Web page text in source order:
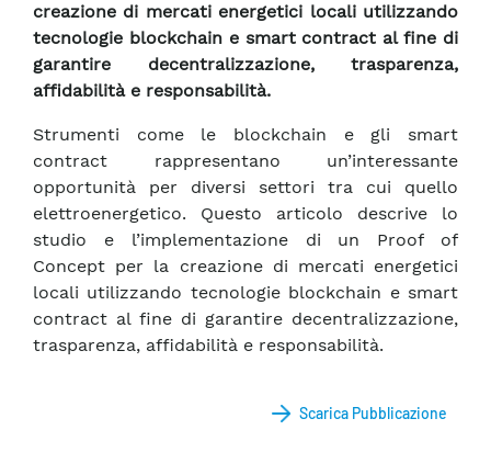
creazione di mercati energetici locali utilizzando
tecnologie blockchain e smart contract al fine di
garantire decentralizzazione, trasparenza,
affidabilità e responsabilità.
Strumenti come le blockchain e gli smart
contract rappresentano un’interessante
opportunità per diversi settori tra cui quello
elettroenergetico. Questo articolo descrive lo
studio e l’implementazione di un Proof of
Concept per la creazione di mercati energetici
locali utilizzando tecnologie blockchain e smart
contract al fine di garantire decentralizzazione,
trasparenza, affidabilità e responsabilità.
Scarica Pubblicazione